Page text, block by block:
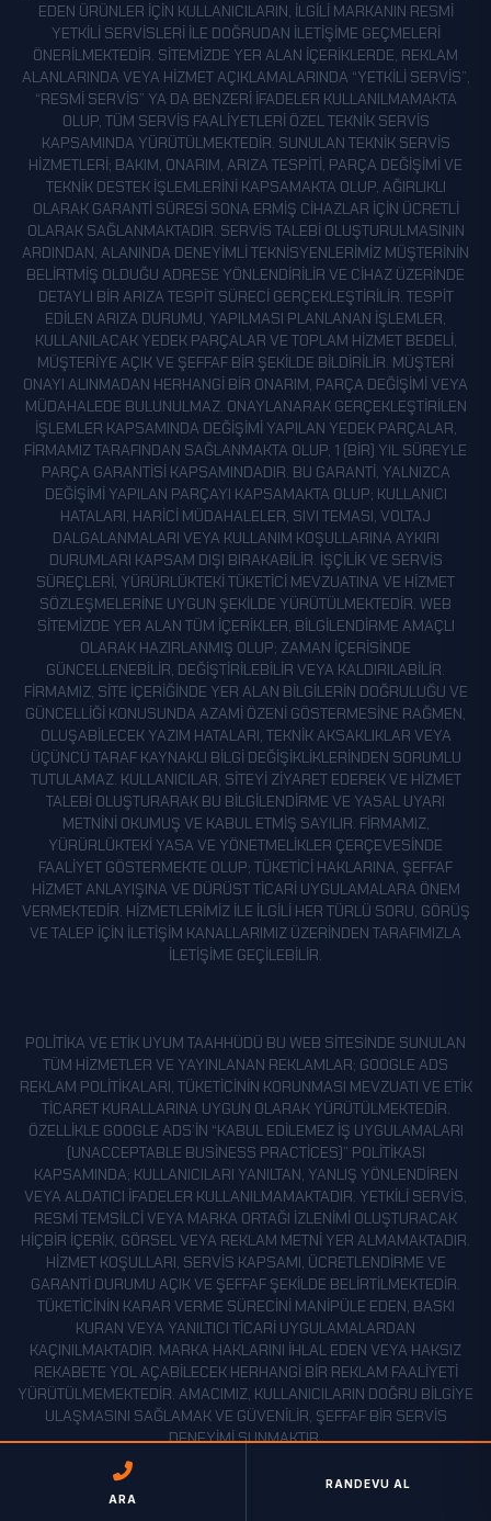
EDEN ÜRÜNLER IÇIN KULLANICILARIN, ILGILI MARKANIN RESMI
YETKILI SERVISLERI ILE DOĞRUDAN ILETIŞIME GEÇMELERI
ÖNERILMEKTEDIR. SITEMIZDE YER ALAN IÇERIKLERDE, REKLAM
ALANLARINDA VEYA HIZMET AÇIKLAMALARINDA “YETKILI SERVIS”,
“RESMI SERVIS” YA DA BENZERI IFADELER KULLANILMAMAKTA
OLUP, TÜM SERVIS FAALIYETLERI ÖZEL TEKNIK SERVIS
KAPSAMINDA YÜRÜTÜLMEKTEDIR. SUNULAN TEKNIK SERVIS
HIZMETLERI; BAKIM, ONARIM, ARIZA TESPITI, PARÇA DEĞIŞIMI VE
TEKNIK DESTEK IŞLEMLERINI KAPSAMAKTA OLUP, AĞIRLIKLI
OLARAK GARANTI SÜRESI SONA ERMIŞ CIHAZLAR IÇIN ÜCRETLI
OLARAK SAĞLANMAKTADIR. SERVIS TALEBI OLUŞTURULMASININ
ARDINDAN, ALANINDA DENEYIMLI TEKNISYENLERIMIZ MÜŞTERININ
BELIRTMIŞ OLDUĞU ADRESE YÖNLENDIRILIR VE CIHAZ ÜZERINDE
DETAYLI BIR ARIZA TESPIT SÜRECI GERÇEKLEŞTIRILIR. TESPIT
EDILEN ARIZA DURUMU, YAPILMASI PLANLANAN IŞLEMLER,
KULLANILACAK YEDEK PARÇALAR VE TOPLAM HIZMET BEDELI,
MÜŞTERIYE AÇIK VE ŞEFFAF BIR ŞEKILDE BILDIRILIR. MÜŞTERI
ONAYI ALINMADAN HERHANGI BIR ONARIM, PARÇA DEĞIŞIMI VEYA
MÜDAHALEDE BULUNULMAZ. ONAYLANARAK GERÇEKLEŞTIRILEN
IŞLEMLER KAPSAMINDA DEĞIŞIMI YAPILAN YEDEK PARÇALAR,
FIRMAMIZ TARAFINDAN SAĞLANMAKTA OLUP, 1 (BIR) YIL SÜREYLE
PARÇA GARANTISI KAPSAMINDADIR. BU GARANTI, YALNIZCA
DEĞIŞIMI YAPILAN PARÇAYI KAPSAMAKTA OLUP; KULLANICI
HATALARI, HARICI MÜDAHALELER, SIVI TEMASI, VOLTAJ
DALGALANMALARI VEYA KULLANIM KOŞULLARINA AYKIRI
DURUMLARI KAPSAM DIŞI BIRAKABILIR. İŞÇILIK VE SERVIS
SÜREÇLERI, YÜRÜRLÜKTEKI TÜKETICI MEVZUATINA VE HIZMET
SÖZLEŞMELERINE UYGUN ŞEKILDE YÜRÜTÜLMEKTEDIR. WEB
SITEMIZDE YER ALAN TÜM IÇERIKLER, BILGILENDIRME AMAÇLI
OLARAK HAZIRLANMIŞ OLUP; ZAMAN IÇERISINDE
GÜNCELLENEBILIR, DEĞIŞTIRILEBILIR VEYA KALDIRILABILIR.
FIRMAMIZ, SITE IÇERIĞINDE YER ALAN BILGILERIN DOĞRULUĞU VE
GÜNCELLIĞI KONUSUNDA AZAMI ÖZENI GÖSTERMESINE RAĞMEN,
OLUŞABILECEK YAZIM HATALARI, TEKNIK AKSAKLIKLAR VEYA
ÜÇÜNCÜ TARAF KAYNAKLI BILGI DEĞIŞIKLIKLERINDEN SORUMLU
TUTULAMAZ. KULLANICILAR, SITEYI ZIYARET EDEREK VE HIZMET
TALEBI OLUŞTURARAK BU BILGILENDIRME VE YASAL UYARI
METNINI OKUMUŞ VE KABUL ETMIŞ SAYILIR. FIRMAMIZ,
YÜRÜRLÜKTEKI YASA VE YÖNETMELIKLER ÇERÇEVESINDE
FAALIYET GÖSTERMEKTE OLUP; TÜKETICI HAKLARINA, ŞEFFAF
HIZMET ANLAYIŞINA VE DÜRÜST TICARI UYGULAMALARA ÖNEM
VERMEKTEDIR. HIZMETLERIMIZ ILE ILGILI HER TÜRLÜ SORU, GÖRÜŞ
VE TALEP IÇIN ILETIŞIM KANALLARIMIZ ÜZERINDEN TARAFIMIZLA
ILETIŞIME GEÇILEBILIR.
POLITIKA VE ETIK UYUM TAAHHÜDÜ BU WEB SITESINDE SUNULAN
TÜM HIZMETLER VE YAYINLANAN REKLAMLAR; GOOGLE ADS
REKLAM POLITIKALARI, TÜKETICININ KORUNMASI MEVZUATI VE ETIK
TICARET KURALLARINA UYGUN OLARAK YÜRÜTÜLMEKTEDIR.
ÖZELLIKLE GOOGLE ADS’IN “KABUL EDILEMEZ İŞ UYGULAMALARI
(UNACCEPTABLE BUSINESS PRACTICES)” POLITIKASI
KAPSAMINDA; KULLANICILARI YANILTAN, YANLIŞ YÖNLENDIREN
VEYA ALDATICI IFADELER KULLANILMAMAKTADIR. YETKILI SERVIS,
RESMI TEMSILCI VEYA MARKA ORTAĞI IZLENIMI OLUŞTURACAK
HIÇBIR IÇERIK, GÖRSEL VEYA REKLAM METNI YER ALMAMAKTADIR.
HIZMET KOŞULLARI, SERVIS KAPSAMI, ÜCRETLENDIRME VE
GARANTI DURUMU AÇIK VE ŞEFFAF ŞEKILDE BELIRTILMEKTEDIR.
TÜKETICININ KARAR VERME SÜRECINI MANIPÜLE EDEN, BASKI
KURAN VEYA YANILTICI TICARI UYGULAMALARDAN
KAÇINILMAKTADIR. MARKA HAKLARINI IHLAL EDEN VEYA HAKSIZ
REKABETE YOL AÇABILECEK HERHANGI BIR REKLAM FAALIYETI
YÜRÜTÜLMEMEKTEDIR. AMACIMIZ, KULLANICILARIN DOĞRU BILGIYE
ULAŞMASINI SAĞLAMAK VE GÜVENILIR, ŞEFFAF BIR SERVIS
DENEYIMI SUNMAKTIR.
YASAL BILGILENDIRME VE MARKA BAĞIMSIZLIĞI BU WEB SITESI,
BAĞIMSIZ BIR ÖZEL TEKNIK SERVIS TARAFINDAN IŞLETILMEKTEDIR.
ARA
RANDEVU AL